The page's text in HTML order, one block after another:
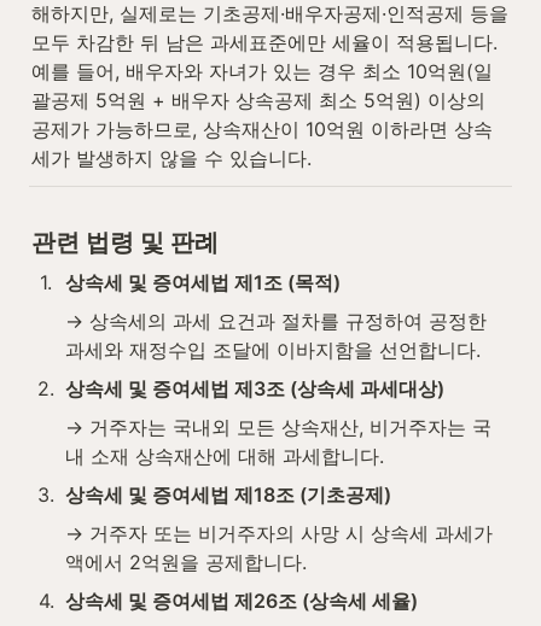
해하지만, 실제로는 기초공제·배우자공제·인적공제 등을
모두 차감한 뒤 남은 과세표준에만 세율이 적용됩니다.
예를 들어, 배우자와 자녀가 있는 경우 최소 10억원(일
괄공제 5억원 + 배우자 상속공제 최소 5억원) 이상의
공제가 가능하므로, 상속재산이 10억원 이하라면 상속
세가 발생하지 않을 수 있습니다.
관련 법령 및 판례
1. 상속세 및 증여세법 제1조 (목적)
→ 상속세의 과세 요건과 절차를 규정하여 공정한
과세와 재정수입 조달에 이바지함을 선언합니다.
2. 상속세 및 증여세법 제3조 (상속세 과세대상)
→ 거주자는 국내외 모든 상속재산, 비거주자는 국
내 소재 상속재산에 대해 과세합니다.
3. 상속세 및 증여세법 제18조 (기초공제)
→ 거주자 또는 비거주자의 사망 시 상속세 과세가
액에서 2억원을 공제합니다.
4. 상속세 및 증여세법 제26조 (상속세 세율)